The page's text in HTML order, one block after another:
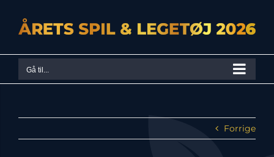
content
Gå til...
Forrige